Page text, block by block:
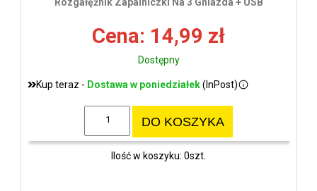
Cena: 14,99 zł
Dostępny
Kup teraz - Dostawa w poniedziałek(InPost)
DO KOSZYKA
Ilość w koszyku: 0szt.